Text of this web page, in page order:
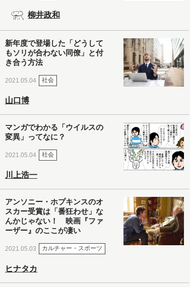
柳井政和
新年度で登場した「どうして
もソリが合わない同僚」と付
き合う方法
2021.05.04 社会
山口博
マンガでわかる「ウイルスの
変異」ってなに？
2021.05.04 社会
川上浩一
アンソニー・ホプキンスのオ
スカー受賞は「番狂わせ」な
んかじゃない！ 映画『ファ
ーザー』のここが凄い
2021.05.03 カルチャー・スポーツ
ヒナタカ